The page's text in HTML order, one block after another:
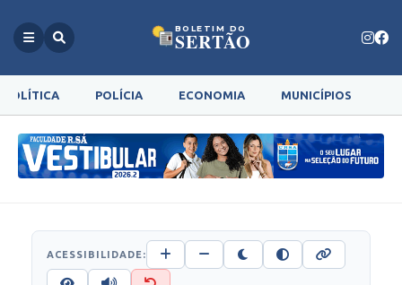
BOLETIM DO
SERTÃO
POLÍTICA POLÍCIA ECONOMIA MUNICÍPIOS
ACESSIBILIDADE: